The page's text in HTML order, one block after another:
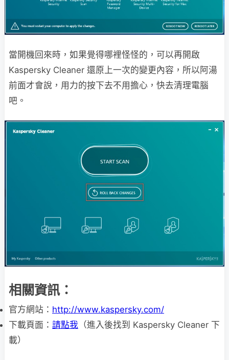
當開機回來時，如果覺得哪裡怪怪的，可以再開啟
Kaspersky Cleaner 還原上一次的變更內容，所以阿湯
前面才會說，用力的按下去不用擔心，快去清理電腦
吧。
相關資訊：
官方網站： http://www.kaspersky.com/
下載頁面： 請點我 （進入後找到 Kaspersky Cleaner 下
載）